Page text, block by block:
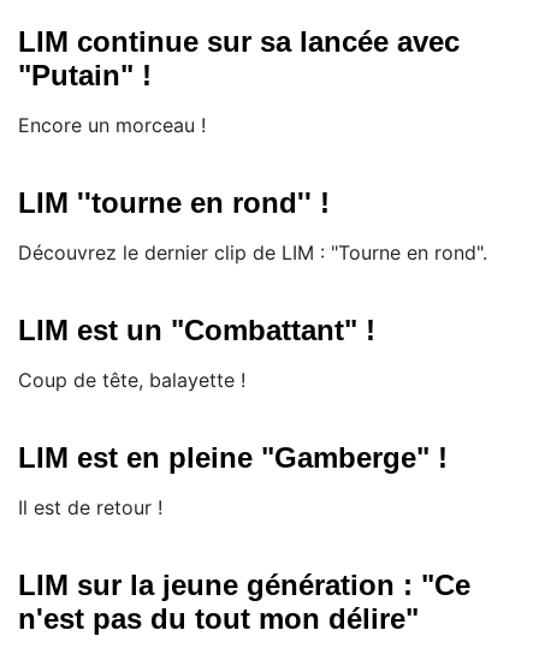
LIM continue sur sa lancée avec
"Putain" !
Encore un morceau !
LIM ''tourne en rond'' !
Découvrez le dernier clip de LIM : "Tourne en rond".
LIM est un "Combattant" !
Coup de tête, balayette !
LIM est en pleine "Gamberge" !
Il est de retour !
LIM sur la jeune génération : "Ce
n'est pas du tout mon délire"